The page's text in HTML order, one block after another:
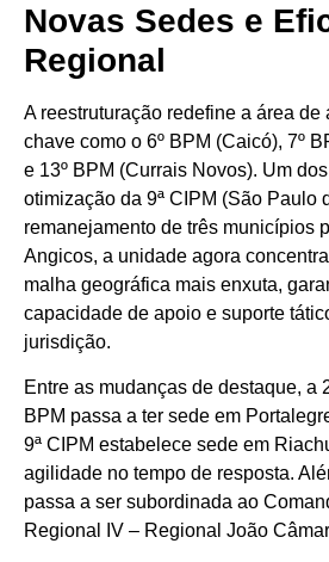
Novas Sedes e
Regional
A reestruturação redefine a área
chave como o 6º BPM (Caicó), 7º
e 13º BPM (Currais Novos). Um
otimização da 9ª CIPM (São Paulo
remanejamento de três municípios
Angicos, a unidade agora
malha geográfica mais enxuta,
capacidade de apoio e suporte
jurisdição.
Entre as mudanças de destaque, a
BPM passa a ter sede em
9ª CIPM estabelece sede em
agilidade no tempo de resposta.
passa a ser subordinada ao
Regional IV – Regional João